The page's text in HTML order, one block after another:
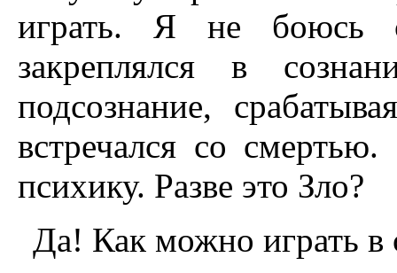
играть. Я не боюсь
закреплялся в
подсознание,
встречался со
психику. Разве это Зло?
Да! Как можно играть в